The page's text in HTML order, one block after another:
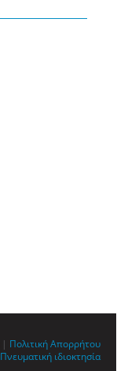
| Πολιτική Απορρήτου
Πνευματική ιδιοκτησία